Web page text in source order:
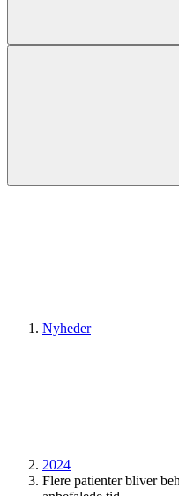
Nyheder
2024
Flere patienter bliver